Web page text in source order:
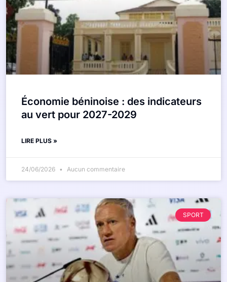
Économie béninoise : des indicateurs
au vert pour 2027-2029
LIRE PLUS »
24/06/2026 Aucun commentaire
SPORT